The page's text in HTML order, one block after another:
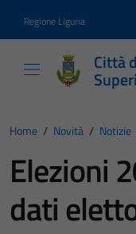
Regione Liguria
Città
Home / Novità / Notizie
Elezioni
dati